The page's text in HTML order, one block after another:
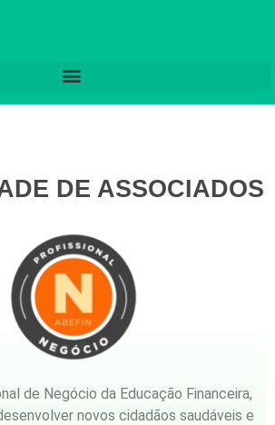
DE ASSOCIADOS
de Negócio da Educação Financeira,
novos cidadãos saudáveis e